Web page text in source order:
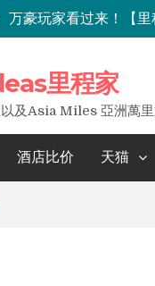
雅高臻享卡暑期大促
酒店买分五折优惠上
里程家
及Asia Miles 亞洲萬
酒店比价 天猫